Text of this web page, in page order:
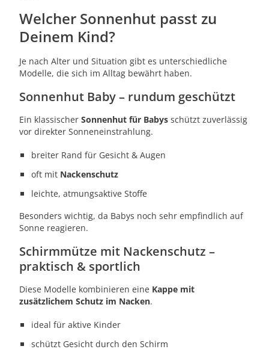
Welcher Sonnenhut passt zu
Deinem Kind?
Je nach Alter und Situation gibt es unterschiedliche
Modelle, die sich im Alltag bewährt haben.
Sonnenhut Baby – rundum geschützt
Ein klassischer Sonnenhut für Babys schützt zuverlässig
vor direkter Sonneneinstrahlung.
breiter Rand für Gesicht & Augen
oft mit Nackenschutz
leichte, atmungsaktive Stoffe
Besonders wichtig, da Babys noch sehr empfindlich auf
Sonne reagieren.
Schirmmütze mit Nackenschutz –
praktisch & sportlich
Diese Modelle kombinieren eine Kappe mit
zusätzlichem Schutz im Nacken.
ideal für aktive Kinder
schützt Gesicht durch den Schirm